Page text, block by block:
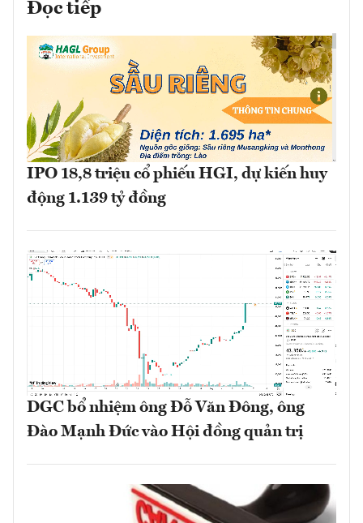
Đọc tiếp
IPO 18,8 triệu cổ phiếu HGI, dự kiến huy
động 1.139 tỷ đồng
DGC bổ nhiệm ông Đỗ Văn Đông, ông
Đào Mạnh Đức vào Hội đồng quản trị